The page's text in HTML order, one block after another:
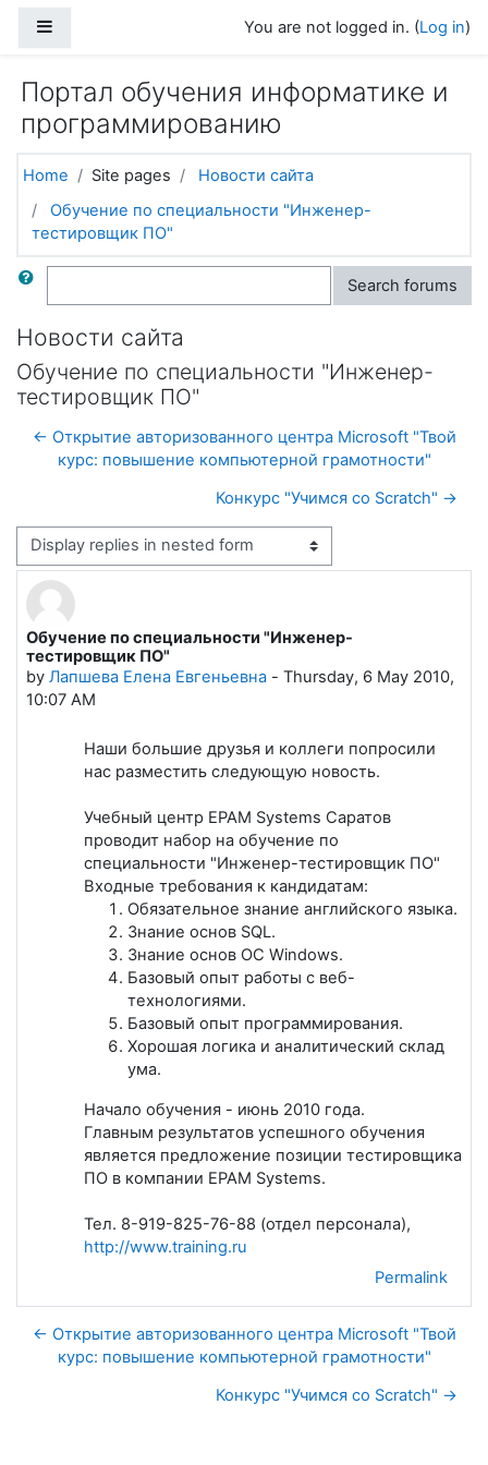
You are not logged in. (Log in)
Портал обучения информатике и
программированию
Home Site pages
Новости сайта
Обучение по специальности "Инженер-
тестировщик ПО"
Search Search forums
Новости сайта
Обучение по специальности "Инженер-
тестировщик ПО"
← Открытие авторизованного центра Microsoft "Твой
курс: повышение компьютерной грамотности"
Конкурс "Учимся со Scratch" →
Display mode
Обучение по специальности "Инженер-
тестировщик ПО"
by Лапшева Елена Евгеньевна - Thursday, 6 May 2010,
10:07 AM
Number of replies: 0
Наши большие друзья и коллеги попросили
нас разместить следующую новость.
Учебный центр EPAM Systems Саратов
проводит набор на обучение по
специальности "Инженер-тестировщик ПО"
Входные требования к кандидатам:
Обязательное знание английского языка.
Знание основ SQL.
Знание основ ОС Windows.
Базовый опыт работы с веб-
технологиями.
Базовый опыт программирования.
Хорошая логика и аналитический склад
ума.
Начало обучения - июнь 2010 года.
Главным результатов успешного обучения
является предложение позиции тестировщика
ПО в компании EPAM Systems.
Тел. 8-919-825-76-88 (отдел персонала),
http://www.training.ru
Permalink
← Открытие авторизованного центра Microsoft "Твой
курс: повышение компьютерной грамотности"
Конкурс "Учимся со Scratch" →